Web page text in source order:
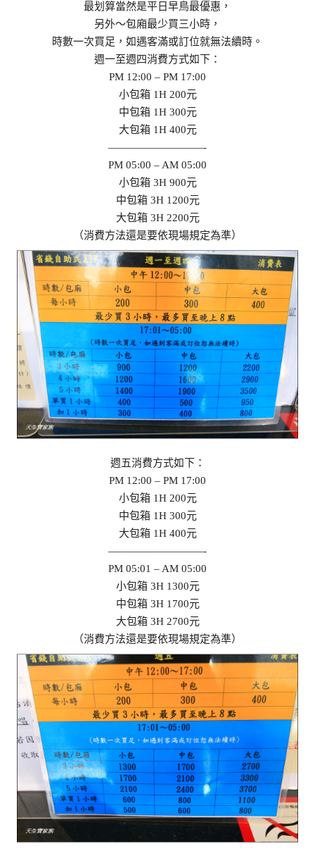
最划算當然是平日早鳥最優惠，
另外～包廂最少買三小時，
時數一次買足，如遇客滿或訂位就無法續時。
週一至週四消費方式如下：
PM 12:00 – PM 17:00
小包箱 1H 200元
中包箱 1H 300元
大包箱 1H 400元
—————————-
PM 05:00 – AM 05:00
小包箱 3H 900元
中包箱 3H 1200元
大包箱 3H 2200元
（消費方法還是要依現場規定為準）
週五消費方式如下：
PM 12:00 – PM 17:00
小包箱 1H 200元
中包箱 1H 300元
大包箱 1H 400元
—————————-
PM 05:01 – AM 05:00
小包箱 3H 1300元
中包箱 3H 1700元
大包箱 3H 2700元
（消費方法還是要依現場規定為準）